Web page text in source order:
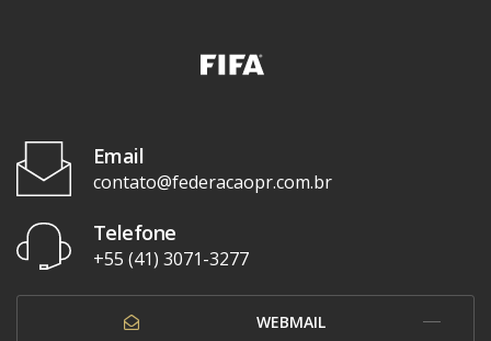
Email
contato@federacaopr.com.br
Telefone
+55 (41) 3071-3277
WEBMAIL